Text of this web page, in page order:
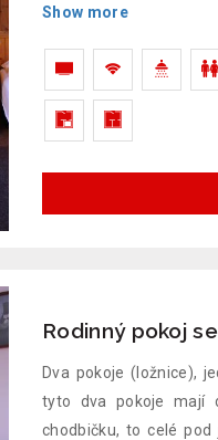
Show more
Rodinný pokoj
Dva pokoje (ložnice),
tyto dva pokoje mají
chodbičku, to celé pod